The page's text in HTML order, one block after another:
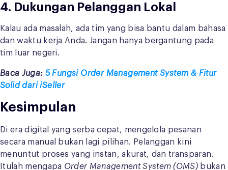
4. Dukungan Pelanggan Lokal
Kalau ada masalah, ada tim yang bisa bantu dalam bahasa
dan waktu kerja Anda. Jangan hanya bergantung pada
tim luar negeri.
Baca Juga: 5 Fungsi Order Management System & Fitur
Solid dari iSeller
Kesimpulan
Di era digital yang serba cepat, mengelola pesanan
secara manual bukan lagi pilihan. Pelanggan kini
menuntut proses yang instan, akurat, dan transparan.
Itulah mengapa Order Management System (OMS) bukan